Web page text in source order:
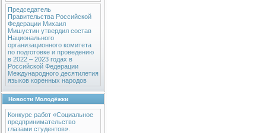
Председатель
Правительства Российской
Федерации Михаил
Мишустин утвердил состав
Национального
организационного комитета
по подготовке и проведению
в 2022 – 2023 годах в
Российской Федерации
Международного десятилетия
языков коренных народов
Новости Молодёжки
Конкурс работ «Социальное
предпринимательство
глазами студентов».